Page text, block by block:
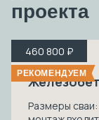
проекта
Размеры
460 800 ₽
РЕКОМЕНДУЕМ